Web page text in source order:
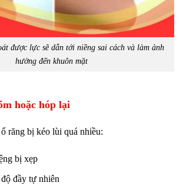
được lực sẽ dẫn tới niềng sai cách và làm ảnh
hưởng đến khuôn mặt
hoặc hóp lại
răng bị kéo lùi quá nhiều:
bị xẹp
đầy tự nhiên